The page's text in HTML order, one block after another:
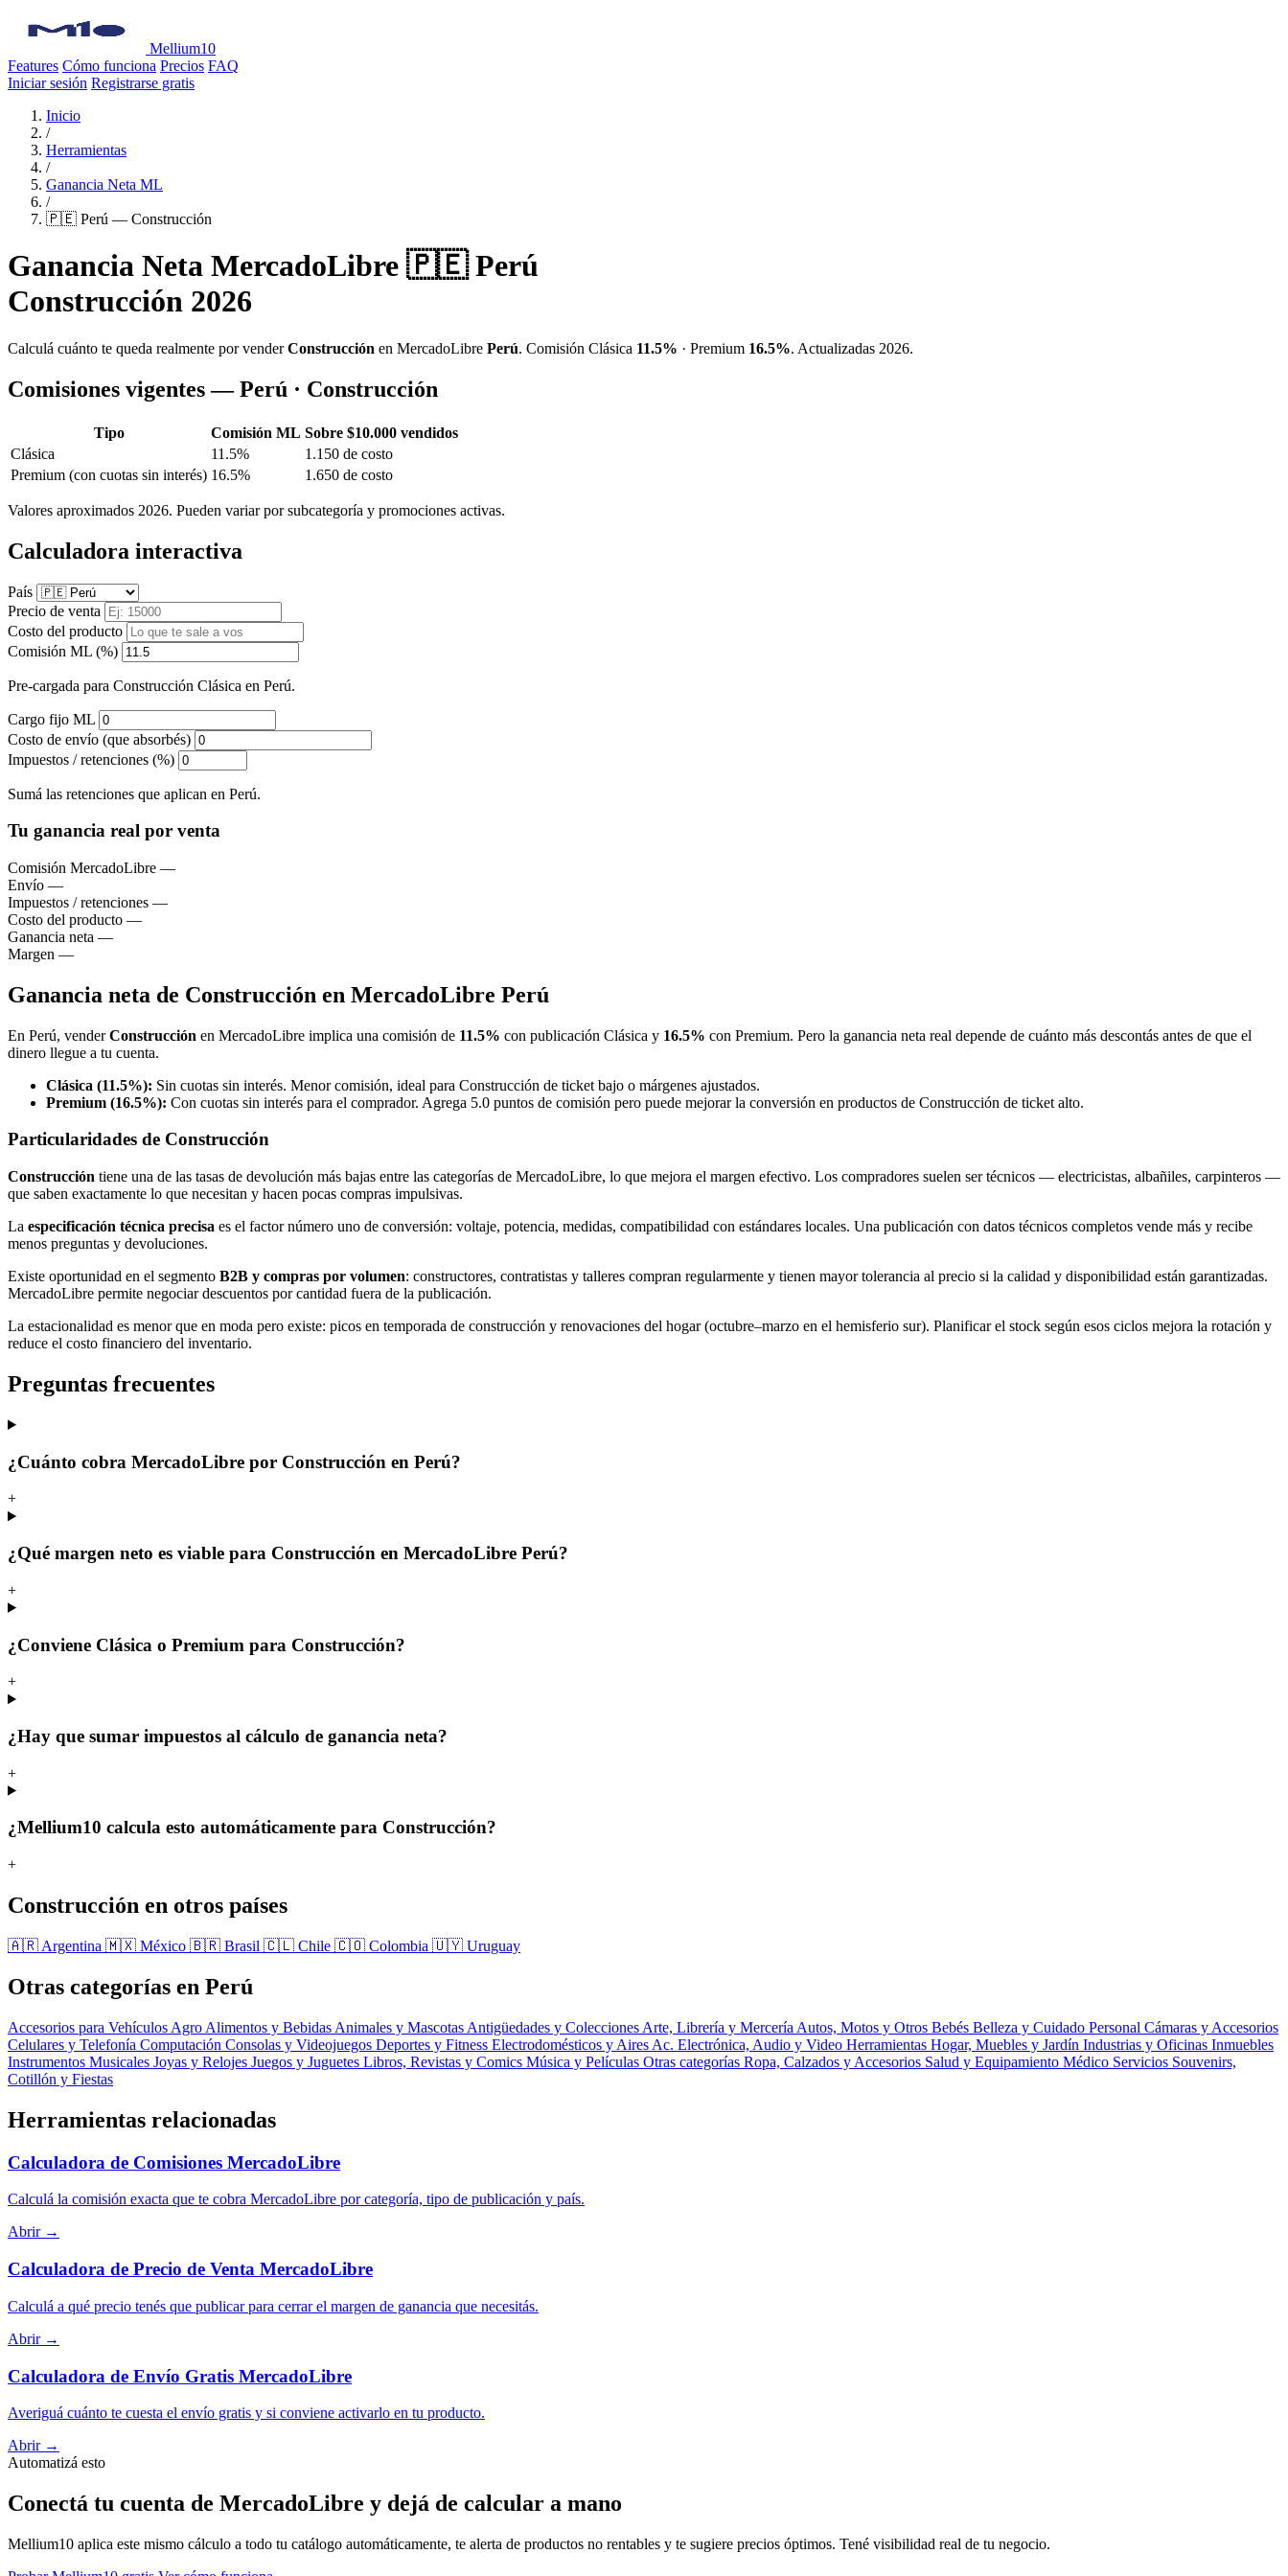
Mellium10
Features Cómo funciona Precios FAQ
Iniciar sesión Registrarse gratis
Inicio
/
Herramientas
/
Ganancia Neta ML
/
🇵🇪 Perú — Construcción
Ganancia Neta MercadoLibre 🇵🇪 Perú
Construcción 2026
Calculá cuánto te queda realmente por venderConstrucción en MercadoLibre Perú. Comisión Clásica 11.5% · Premium 16.5%. Actualizadas 2026.
Comisiones vigentes — Perú · Construcción
Tipo Comisión ML Sobre $10.000 vendidos
Clásica
11.5%
1.150 de costo
Premium (con cuotas sin interés) 16.5% 1.650 de costo
Valores aproximados 2026. Pueden variar por subcategoría y promociones activas.
Calculadora interactiva
País
Precio de venta
Costo del producto
Comisión ML (%)
Pre-cargada para Construcción Clásica en Perú.
Cargo fijo ML
Costo de envío (que absorbés)
Impuestos / retenciones (%)
Sumá las retenciones que aplican en Perú.
Tu ganancia real por venta
Comisión MercadoLibre —
Envío —
Impuestos / retenciones —
Costo del producto —
Ganancia neta —
Margen —
Ganancia neta de Construcción en MercadoLibre Perú
En Perú, venderConstrucción en MercadoLibre implica una comisión de 11.5% con publicación Clásica y 16.5% con Premium. Pero la ganancia neta real depende de cuánto más descontás antes de que el
dinero llegue a tu cuenta.
Clásica (11.5%): Sin cuotas sin interés. Menor comisión, ideal para Construcción de ticket bajo o márgenes ajustados.
Premium (16.5%): Con cuotas sin interés para el comprador. Agrega 5.0 puntos de comisión pero puede mejorar la conversión en productos de Construcción de ticket alto.
Particularidades de Construcción
Construcción tiene una de las tasas de devolución más bajas entre las categorías de MercadoLibre, lo que mejora el margen efectivo. Los compradores suelen ser técnicos — electricistas, albañiles, carpinteros —
que saben exactamente lo que necesitan y hacen pocas compras impulsivas.
La especificación técnica precisa es el factor número uno de conversión: voltaje, potencia, medidas, compatibilidad con estándares locales. Una publicación con datos técnicos completos vende más y recibe
menos preguntas y devoluciones.
Existe oportunidad en el segmento B2B y compras por volumen: constructores, contratistas y talleres compran regularmente y tienen mayor tolerancia al precio si la calidad y disponibilidad están garantizadas.
MercadoLibre permite negociar descuentos por cantidad fuera de la publicación.
La estacionalidad es menor que en moda pero existe: picos en temporada de construcción y renovaciones del hogar (octubre–marzo en el hemisferio sur). Planificar el stock según esos ciclos mejora la rotación y
reduce el costo financiero del inventario.
Preguntas frecuentes
¿Cuánto cobra MercadoLibre por Construcción en Perú?
+
¿Qué margen neto es viable para Construcción en MercadoLibre Perú?
+
¿Conviene Clásica o Premium para Construcción?
+
¿Hay que sumar impuestos al cálculo de ganancia neta?
+
¿Mellium10 calcula esto automáticamente para Construcción?
+
Construcción en otros países
🇦🇷 Argentina 🇲🇽 México 🇧🇷 Brasil 🇨🇱 Chile 🇨🇴 Colombia 🇺🇾 Uruguay
Otras categorías en Perú
Accesorios para Vehículos Agro Alimentos y Bebidas Animales y Mascotas Antigüedades y Colecciones Arte, Librería y Mercería Autos, Motos y Otros Bebés Belleza y Cuidado Personal Cámaras y Accesorios
Celulares y Telefonía Computación Consolas y Videojuegos Deportes y Fitness Electrodomésticos y Aires Ac. Electrónica, Audio y Video Herramientas Hogar, Muebles y Jardín Industrias y Oficinas Inmuebles
Instrumentos Musicales Joyas y Relojes Juegos y Juguetes Libros, Revistas y Comics Música y Películas Otras categorías Ropa, Calzados y Accesorios Salud y Equipamiento Médico Servicios Souvenirs,
Cotillón y Fiestas
Herramientas relacionadas
Calculadora de Comisiones MercadoLibre
Calculá la comisión exacta que te cobra MercadoLibre por categoría, tipo de publicación y país.
Abrir →
Calculadora de Precio de Venta MercadoLibre
Calculá a qué precio tenés que publicar para cerrar el margen de ganancia que necesitás.
Abrir →
Calculadora de Envío Gratis MercadoLibre
Averiguá cuánto te cuesta el envío gratis y si conviene activarlo en tu producto.
Abrir →
Automatizá esto
Conectá tu cuenta de MercadoLibre y dejá de calcular a mano
Mellium10 aplica este mismo cálculo a todo tu catálogo automáticamente, te alerta de productos no rentables y te sugiere precios óptimos. Tené visibilidad real de tu negocio.